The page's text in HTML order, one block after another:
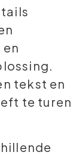
en
tekst en
te turen